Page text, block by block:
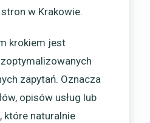
w Krakowie.
krokiem jest
zapytań. Oznacza
opisów usług lub
które naturalnie